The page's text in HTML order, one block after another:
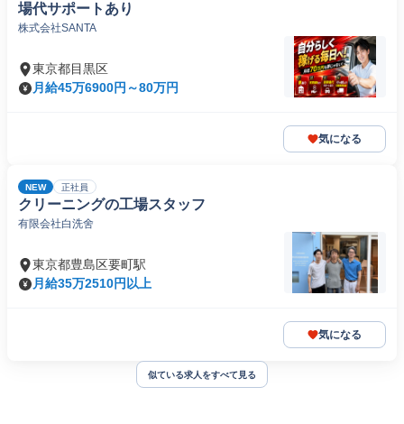
場代サポートあり
株式会社SANTA
東京都目黒区
月給45万6900円～80万円
気になる
NEW 正社員
クリーニングの工場スタッフ
有限会社白洗舍
東京都豊島区要町駅
月給35万2510円以上
気になる
似ている求人をすべて見る